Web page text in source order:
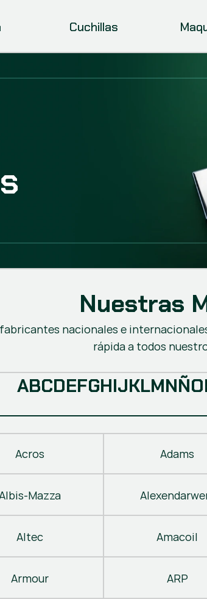
Cuchillas
Nuestras
nacionales e
rápida a todos
ABCDEFGHIJKLMNÑO
Acros Adams
Mazza
Altec Amacoil
Armour ARP